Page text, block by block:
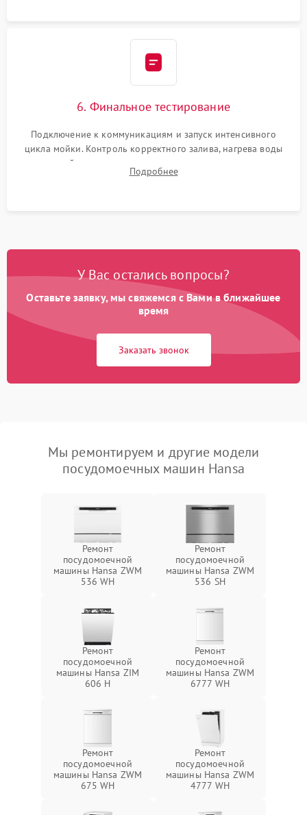
6. Финальное тестирование
Подключение к коммуникациям и запуск интенсивного
цикла мойки. Контроль корректного залива, нагрева воды
до нужной температуры, отсутствия посторонних шумов,
штатного слива и абсолютной сухости в поддоне.
Подробнее
У Вас остались вопросы?
Оставьте заявку, мы свяжемся с Вами в ближайшее
время
Заказать звонок
Мы ремонтируем и другие модели
посудомоечных машин Hansa
Ремонт
посудомоечной
машины Hansa ZWM
536 WH
Ремонт
посудомоечной
машины Hansa ZWM
536 SH
Ремонт
посудомоечной
машины Hansa ZIM
606 Н
Ремонт
посудомоечной
машины Hansa ZWM
6777 WH
Ремонт
посудомоечной
машины Hansa ZWM
675 WH
Ремонт
посудомоечной
машины Hansa ZWM
4777 WH